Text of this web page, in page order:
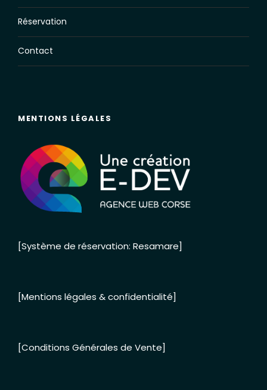
Réservation
Contact
MENTIONS LÉGALES
[Système de réservation: Resamare]
[Mentions légales & confidentialité]
[Conditions Générales de Vente]